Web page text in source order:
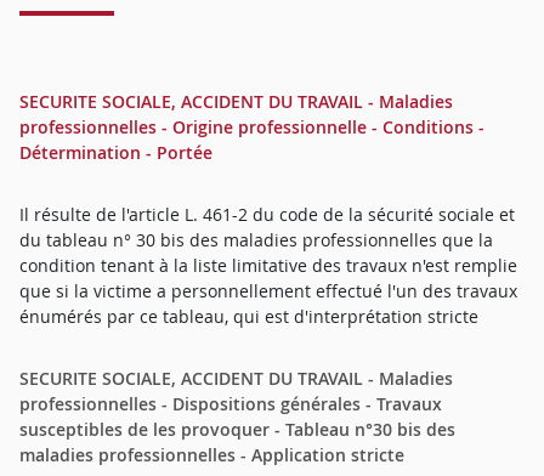
SECURITE SOCIALE, ACCIDENT DU TRAVAIL - Maladies
professionnelles - Origine professionnelle - Conditions -
Détermination - Portée
Il résulte de l'article L. 461-2 du code de la sécurité sociale et
du tableau n° 30 bis des maladies professionnelles que la
condition tenant à la liste limitative des travaux n'est remplie
que si la victime a personnellement effectué l'un des travaux
énumérés par ce tableau, qui est d'interprétation stricte
SECURITE SOCIALE, ACCIDENT DU TRAVAIL - Maladies
professionnelles - Dispositions générales - Travaux
susceptibles de les provoquer - Tableau n°30 bis des
maladies professionnelles - Application stricte